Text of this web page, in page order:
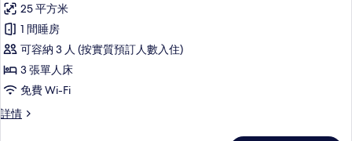
市
景
的
相
片
城
市
景
詳
情
有
三
人
房,
非
吸
25 平方米
1 間睡房
可容納 3 人 (按實質預訂人數入住)
3 張單人床
免費 Wi-Fi
詳情
三